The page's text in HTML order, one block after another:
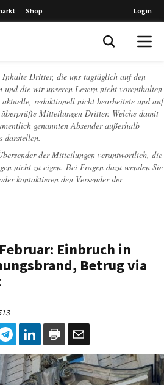
Shop Login
Inhalte Dritter, die uns tagtäglich auf den
und die wir unseren Lesern nicht vorenthalten
redaktionell nicht bearbeitete und auf
Mitteilungen Dritter. Welche damit
genannten Absender außerhalb
darstellen.
der Mitteilungen verantwortlich, die
nicht zu eigen. Bei Fragen dazu wenden Sie
kontaktieren den Versender der
Einbruch in
Betrug via